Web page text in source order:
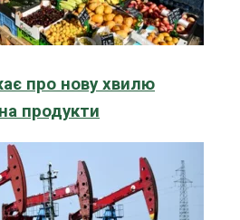
про нову хвилю
продукти